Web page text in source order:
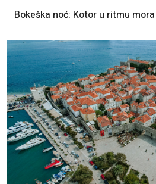
Bokeška noć: Kotor u ritmu